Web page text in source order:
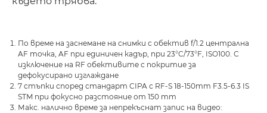
По време на заснемане на снимки с обектив f/1.2 централна
AF точка, AF при единичен кадър, при 23°C/73°F, ISO100. С
изключение на RF обективите с покритие за
дефокусирано изглаждане
7 стъпки според стандарт CIPA с RF-S 18-150mm F3.5-6.3 IS
STM при фокусно разстояние от 150 mm
Макс. налично време за непрекъснат запис на видео: